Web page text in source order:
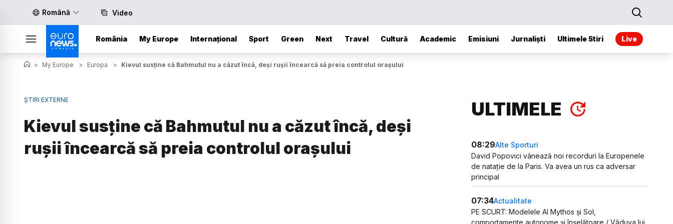
Română Video
România My Europe Internațional Sport Green Next Travel Cultură Academic Emisiuni Jurnaliști Ultimele Stiri Live
> My Europe > Europa > Kievul susține că Bahmutul nu a căzut încă, deși rușii încearcă să preia controlul orașului
ȘTIRI EXTERNE
Kievul susține că Bahmutul nu a căzut încă, deși
rușii încearcă să preia controlul orașului
ULTIMELE
08:29Alte Sporturi
David Popovici vânează noi recorduri la Europenele
de natație de la Paris. Va avea un rus ca adversar
principal
07:34Actualitate
PE SCURT: Modelele AI Mythos și Sol,
comportamente autonome și înșelătoare / Văduva lui